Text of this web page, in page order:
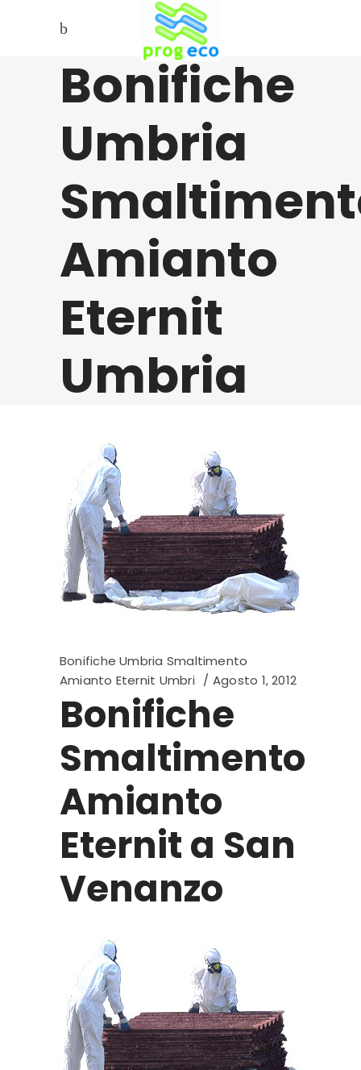
Bonifiche
Umbria
Amianto
Eternit
Umbria
Bonifiche Umbria Smaltimento
Amianto Eternit Umbri
Agosto 1, 2012
Bonifiche
Smaltimento
Amianto
Eternit a San
Venanzo